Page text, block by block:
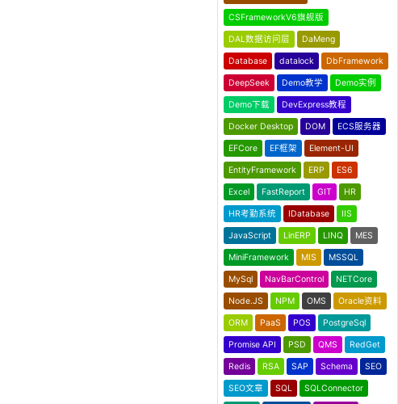
CSFrameworkV6旗舰版
DAL数据访问层 DaMeng
Database datalock DbFramework
DeepSeek Demo教学 Demo实例
Demo下载 DevExpress教程
Docker Desktop DOM ECS服务器
EFCore EF框架 Element-UI
EntityFramework ERP ES6
Excel FastReport GIT HR
HR考勤系统 IDatabase IIS
JavaScript LinERP LINQ MES
MiniFramework MIS MSSQL
MySql NavBarControl NETCore
Node.JS NPM OMS Oracle资料
ORM PaaS POS PostgreSql
Promise API PSD QMS RedGet
Redis RSA SAP Schema SEO
SEO文章 SQL SQLConnector